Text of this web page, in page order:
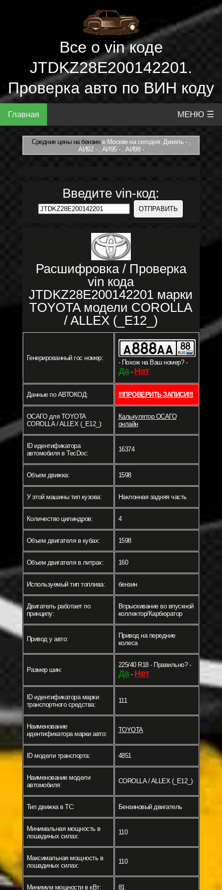
Все о vin коде
JTDKZ28E200142201.
Проверка авто по ВИН коду
Главная МЕНЮ ☰
Средние цены на бензинв Москве на сегодня: Дизель - ,
АИ92 - , АИ95 - , АИ98 -
Введите vin-код:
Расшифровка / Проверка
vin кода
JTDKZ28E200142201 марки
TOYOTA модели COROLLA
/ ALLEX (_E12_)
Генерированный гос номер:
- Похож на Ваш номер? -
Да- Нет
Данные по АВТОКОД: !!!ПРОВЕРИТЬ ЗАПИСИ!!!
ОСАГО для TOYOTA
COROLLA / ALLEX (_E12_):
Калькулятор ОСАГО
онлайн
ID идентификатора
автомобиля в TecDoc:
16374
Объем движка: 1598
У этой машины тип кузова: Наклонная задняя часть
Количество цилиндров: 4
Объем двигателя в кубах: 1598
Объем двигателя в литрах: 160
Используемый тип топлива: бензин
Двигатель работает по
принципу:
Впрыскивание во впускной
коллектор/Карбюратор
Привод у авто:
Привод на передние
колеса
Размер шин:
225/40 R18 - Правильно? -
Да- Нет
ID идентификатора марки
транспортного средства:
111
Наименование
идентификатора марки авто:
TOYOTA
ID модели транспорта: 4851
Наименование модели
автомобиля:
COROLLA / ALLEX (_E12_)
Тип движка в ТС: Бензиновый двигатель
Минимальная мощность в
лошадиных силах:
110
Максимальная мощность в
лошадиных силах:
110
Минимум мощности в кВт: 81